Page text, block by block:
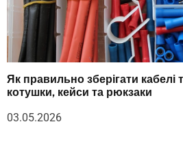
Як правильно зберігати кабелі
котушки, кейси та рюкзаки
03.05.2026